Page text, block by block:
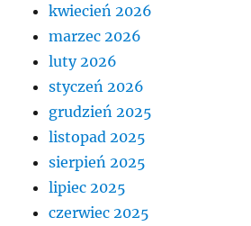
kwiecień 2026
marzec 2026
luty 2026
styczeń 2026
grudzień 2025
listopad 2025
sierpień 2025
lipiec 2025
czerwiec 2025